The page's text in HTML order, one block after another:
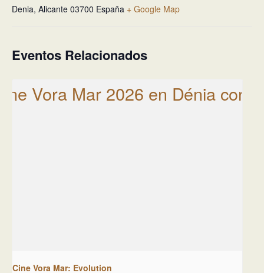
Denia, Alicante 03700 España + Google Map
Eventos Relacionados
Cine Vora Mar: Evolution